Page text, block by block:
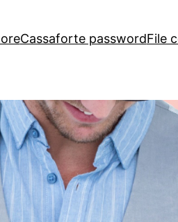
Cassaforte passwordFile